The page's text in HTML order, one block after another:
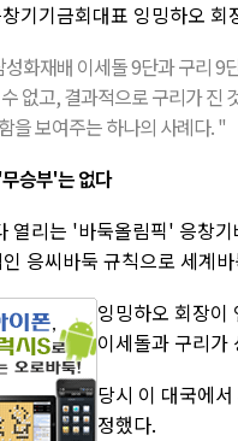
기기금회대표 잉밍하오
화재배 이세돌 9단과 구리 9
없고, 결과적으로 구리가 진
을 보여주는 하나의 사례다. "
승부'는 없다
열리는 '바둑올림픽' 응창
응씨바둑 규칙으로 세계
잉밍하오 회장
이세돌과 구리가
당시 이 대국에
정했다.